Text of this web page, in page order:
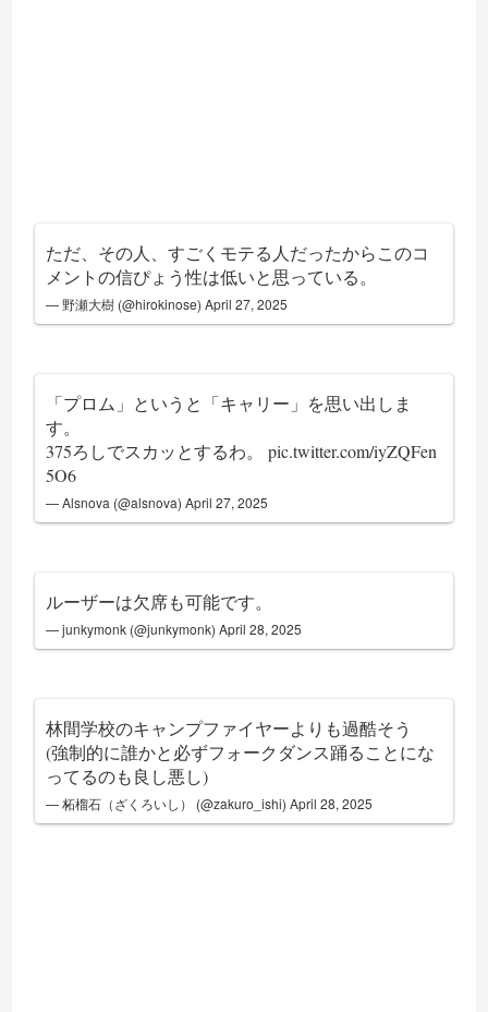
ただ、その人、すごくモテる人だったからこのコ
メントの信ぴょう性は低いと思っている。
— 野瀬大樹 (@hirokinose)April 27, 2025
「プロム」というと「キャリー」を思い出しま
す。
375ろしでスカッとするわ。pic.twitter.com/iyZQFen
5O6
— Alsnova (@alsnova)April 27, 2025
ルーザーは欠席も可能です。
— junkymonk (@junkymonk)April 28, 2025
林間学校のキャンプファイヤーよりも過酷そう
(強制的に誰かと必ずフォークダンス踊ることにな
ってるのも良し悪し)
— 柘榴石（ざくろいし） (@zakuro_ishi)April 28, 2025